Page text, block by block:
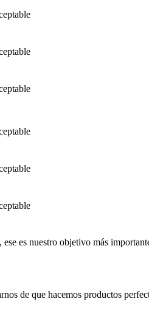
es nuestro objetivo más
de que hacemos productos